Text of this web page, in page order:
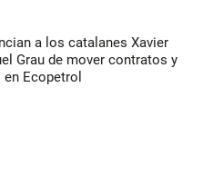
a los catalanes Xavier
Grau de mover contratos y
Ecopetrol